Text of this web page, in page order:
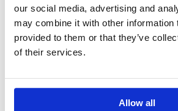
our social media, advertising and
may combine it with other information
provided to them or that they’ve
of their services.
Allow all
og